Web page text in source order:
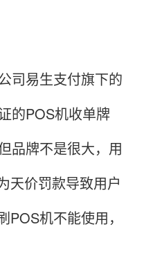
司易生支付旗下的
的POS机收单牌
品牌不是很大，用
天价罚款导致用户
机不能使用，